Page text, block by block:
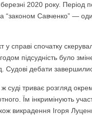
2020 року. Період
“законом Савченко” —
справі спочатку
підсудність було
Судові дебати
суді триває розгляд
Їм інкримінують
викрадення Ігоря